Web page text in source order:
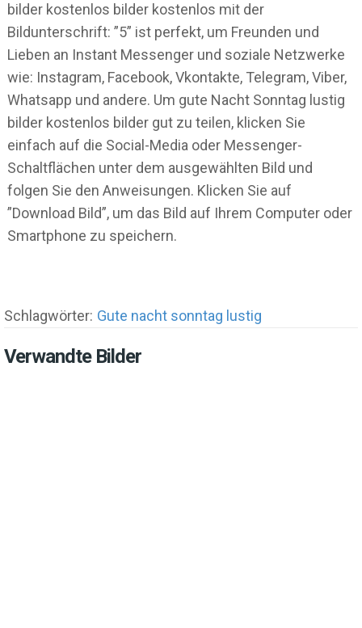
bilder kostenlos bilder kostenlos mit der
Bildunterschrift: ”5” ist perfekt, um Freunden und
Lieben an Instant Messenger und soziale Netzwerke
wie: Instagram, Facebook, Vkontakte, Telegram, Viber,
Whatsapp und andere. Um gute Nacht Sonntag lustig
bilder kostenlos bilder gut zu teilen, klicken Sie
einfach auf die Social-Media oder Messenger-
Schaltflächen unter dem ausgewählten Bild und
folgen Sie den Anweisungen. Klicken Sie auf
”Download Bild”, um das Bild auf Ihrem Computer oder
Smartphone zu speichern.
Schlagwörter: Gute nacht sonntag lustig
Verwandte Bilder